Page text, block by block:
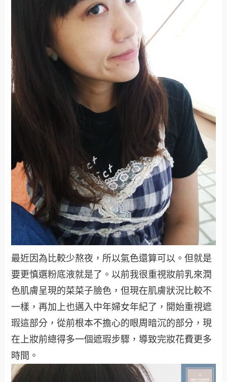
最近因為比較少熬夜，所以氣色還算可以。但就是
要更慎選粉底液就是了。以前我很重視妝前乳來潤
色肌膚呈現的菜菜子臉色，但現在肌膚狀況比較不
一樣，再加上也邁入中年婦女年紀了，開始重視遮
瑕這部分，從前根本不擔心的眼周暗沉的部分，現
在上妝前總得多一個遮瑕步驟，導致完妝花費更多
時間。